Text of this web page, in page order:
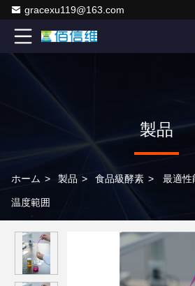
gracexu119@163.com
製品
ホーム > 製品 > 食品級酵素 > 最適性
温度範囲